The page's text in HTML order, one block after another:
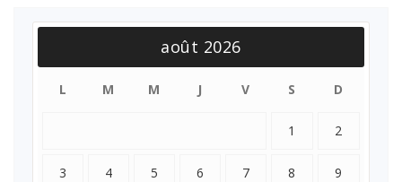
août 2026
L M M J V S D
1 2
3 4 5 6 7 8 9